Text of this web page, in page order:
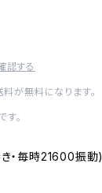
認する
が無料になります。
。
・毎時21600振動)